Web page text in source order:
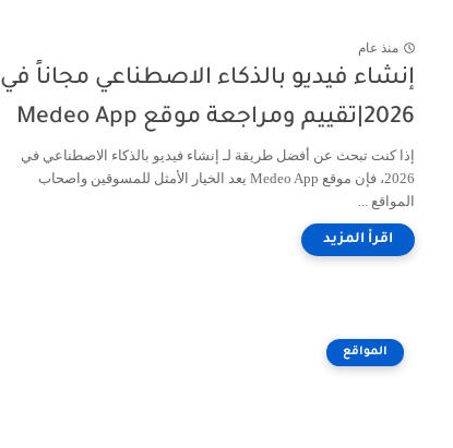
منذ عام
إنشاء فيديو بالذكاء الاصطناعي مجاناً في
2026|تقييم ومراجعة موقع Medeo App
إذا كنت تبحث عن أفضل طريقة لـ إنشاء فيديو بالذكاء الاصطناعي في
2026، فإن موقع Medeo App يعد الخيار الأمثل للمسوقين واصحاب
المواقع ...
المواقع